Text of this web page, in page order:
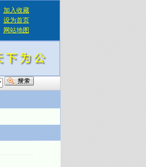
加入收藏
设为首页
网站地图